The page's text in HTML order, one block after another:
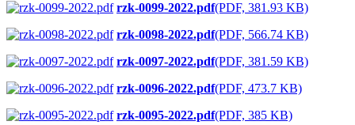
rzk-0099-2022.pdf(PDF, 381.93 KB)
rzk-0098-2022.pdf(PDF, 566.74 KB)
rzk-0097-2022.pdf(PDF, 381.59 KB)
rzk-0096-2022.pdf(PDF, 473.7 KB)
rzk-0095-2022.pdf(PDF, 385 KB)